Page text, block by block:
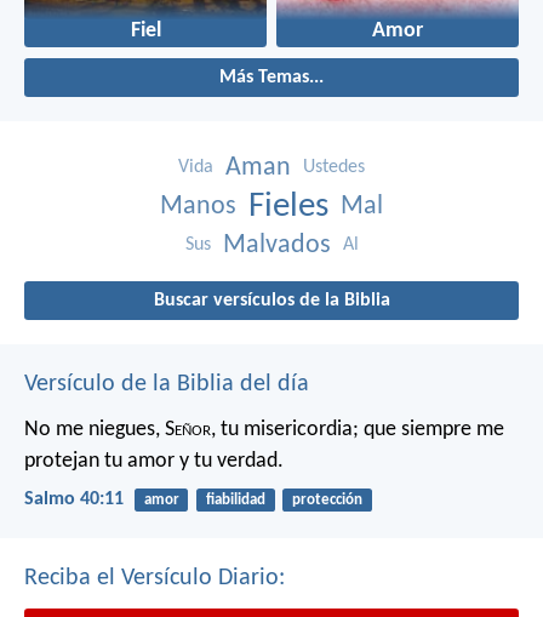
Fiel Amor
Más Temas...
Vida Aman Ustedes
Manos Fieles Mal
Sus Malvados Al
Buscar versículos de la Biblia
Versículo de la Biblia del día
No me niegues, Señor, tu misericordia; que siempre me
protejan tu amor y tu verdad.
Salmo 40:11 amor fiabilidad protección
Reciba el Versículo Diario: